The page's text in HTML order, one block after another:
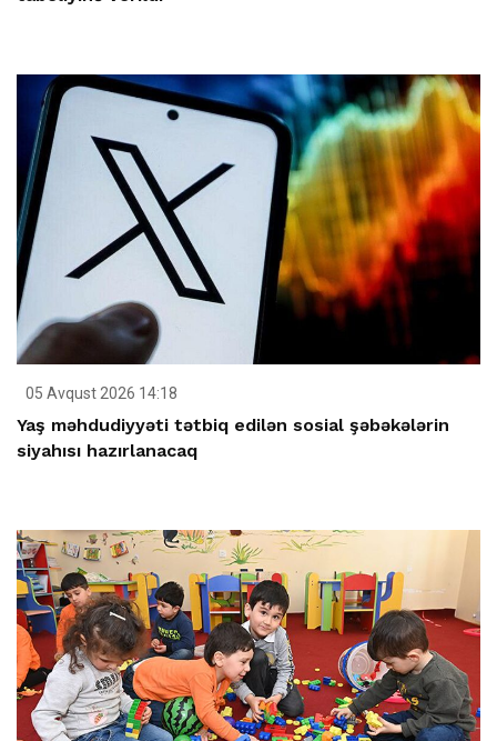
05 Avqust 2026 14:18
Yaş məhdudiyyəti tətbiq edilən sosial şəbəkələrin
siyahısı hazırlanacaq